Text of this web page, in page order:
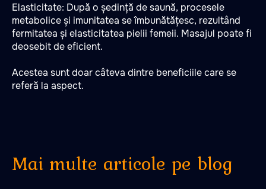
Elasticitate: După o ședință de saună, procesele
metabolice și imunitatea se îmbunătățesc, rezultând
fermitatea și elasticitatea pielii femeii. Masajul poate fi
deosebit de eficient.
Acestea sunt doar câteva dintre beneficiile care se
referă la aspect.
Mai multe articole pe blog